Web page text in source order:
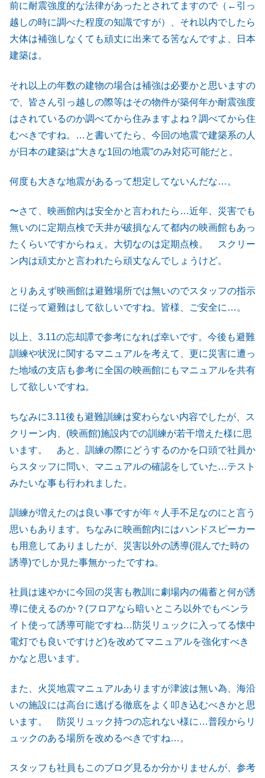
前に耐震強度的な法律があったとされてますので（←引っ
越しの時に調べた程度の知識ですが）、それ以内でしたら
大体は補強しなくても頑丈に出来てる筈なんですよ、日本
建築は。
それ以上の年数の建物の場合は補強は必要かと思いますの
で、皆さん引っ越しの際等はその物件が築何年か耐震強度
はされているのか調べてから住みますよね？調べてから住
むべきですね。…と書いてたら、今回の地震で建築系の人
が日本の建築は“大きな1回の地震”のみ対応可能だと。
何度も大きな地震があるって想定してないんだな…。
〜さて、映画館内は安全かと言われたら…近年、災害でも
無いのに定期点検で天井が破損なんて都内の映画館もあっ
たくらいですからねぇ。大切なのは定期点検。 スクリー
ン内は頑丈かと言われたら頑丈なんでしょうけど。
とりあえず映画館は避難場所では無いのでスタッフの指示
に従って避難はして欲しいですね。皆様、ご安全に…。
以上、3.11の忘却譚で参考になれば幸いです。今後も避難
訓練や状況に関するマニュアルを考えて、更に災害に遭っ
た地域の支店も参考に全国の映画館にもマニュアルを共有
して欲しいですね。
ちなみに3.11後も避難訓練は変わらない内容でしたが、ス
クリーン内、(映画館)施設内での訓練が若干増えた様に思
います。 あと、訓練の際にどうするのかを口頭で社員か
らスタッフに問い、マニュアルの確認をしていた…テスト
みたいな事も行われました。
訓練が増えたのは良い事ですが年々人手不足なのにと言う
思いもあります。ちなみに映画館内にはハンドスピーカー
も用意してありましたが、災害以外の誘導(混んでた時の
誘導)でしか見た事無かったですね。
社員は速やかに今回の災害も教訓に劇場内の備蓄と何が誘
導に使えるのか？(フロアなら暗いところ以外でもペンラ
イト使って誘導可能ですね…防災リュックに入ってる懐中
電灯でも良いですけど)を改めてマニュアルを強化すべき
かなと思います。
また、火災地震マニュアルありますが津波は無い為、海沿
いの施設には高台に逃げる徹底をよく叩き込むべきかと思
います。 防災リュック持つの忘れない様に…普段からリ
ュックのある場所を改めるべきですね…。
スタッフも社員もこのブログ見るか分かりませんが、参考